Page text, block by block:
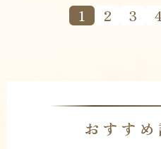
1 2 3
おすす